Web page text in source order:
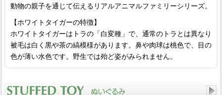
動物の親子を通じて伝えるリアルアニマルファミリーシリーズ。
【ホワイトタイガーの特徴】
ホワイトタイガーはトラの「白変種」で、通常のトラとは異なり
被毛は白く黒や茶の縞模様があります。鼻や肉球は桃色で、目の
色が薄い水色です。野生では殆ど姿がみられません。